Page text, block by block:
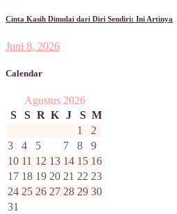
Cinta Kasih Dimulai dari Diri Sendiri: Ini Artinya
Juni 8, 2026
Calendar
Agustus 2026
S
S R K J S M
1
2
3
4 5 7 8
9
10 11 12 13 14 15 16
17 18 19 20 21 22 23
24 25 26 27 28 29 30
31